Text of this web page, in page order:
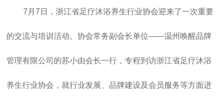
7月7日，浙江省足疗沐浴养生行业协会迎来了一次重要
的交流与培训活动。协会常务副会长单位——温州唤醒品牌
管理有限公司的苏小由会长一行，专程到访浙江省足疗沐浴
养生行业协会，就行业发展、品牌建设及会员服务等方面进